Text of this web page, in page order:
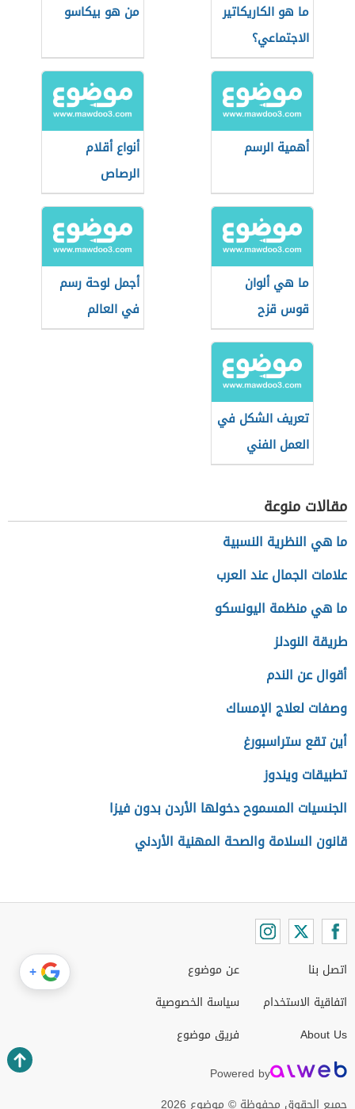
ما هو الكاريكاتير
الاجتماعي؟
من هو بيكاسو
أهمية الرسم
أنواع أقلام
الرصاص
ما هي ألوان
قوس قزح
أجمل لوحة رسم
في العالم
تعريف الشكل في
العمل الفني
مقالات منوعة
ما هي النظرية النسبية
علامات الجمال عند العرب
ما هي منظمة اليونسكو
طريقة النودلز
أقوال عن الندم
وصفات لعلاج الإمساك
أين تقع ستراسبورغ
تطبيقات ويندوز
الجنسيات المسموح دخولها الأردن بدون فيزا
قانون السلامة والصحة المهنية الأردني
اتصل بنا
اتفاقية الاستخدام
About Us
عن موضوع
سياسة الخصوصية
فريق موضوع
Powered by
+